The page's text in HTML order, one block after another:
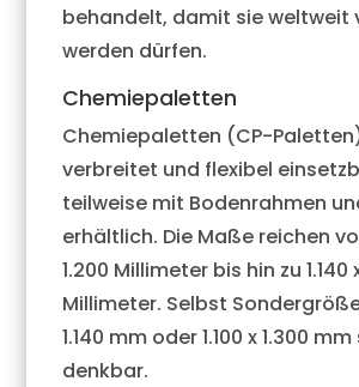
behandelt, damit sie weltweit
werden dürfen.
Chemiepaletten
Chemiepaletten (CP-
verbreitet und flexibel
teilweise mit Bodenrahmen
erhältlich. Die Maße reichen
1.200 Millimeter bis hin zu 1.140
Millimeter. Selbst
1.140 mm oder 1.100 x 1.300
denkbar.